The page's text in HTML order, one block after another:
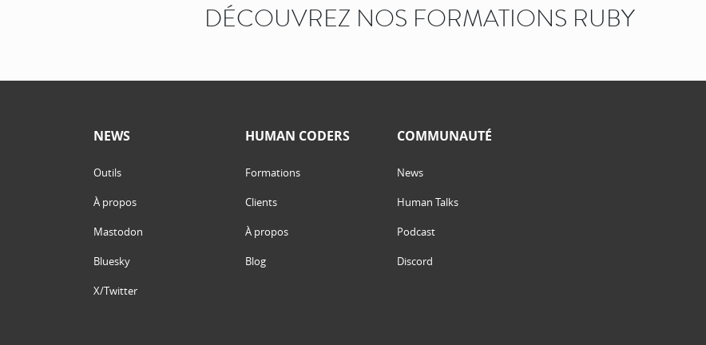
DÉCOUVREZ NOS FORMATIONS RUBY
NEWS
Outils
À propos
Mastodon
Bluesky
X/Twitter
HUMAN CODERS
Formations
Clients
À propos
Blog
COMMUNAUTÉ
News
Human Talks
Podcast
Discord